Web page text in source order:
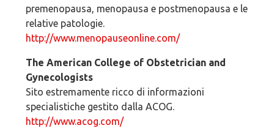
premenopausa, menopausa e postmenopausa e le
relative patologie.
http://www.menopauseonline.com/
The American College of Obstetrician and
Gynecologists
Sito estremamente ricco di informazioni
specialistiche gestito dalla ACOG.
http://www.acog.com/